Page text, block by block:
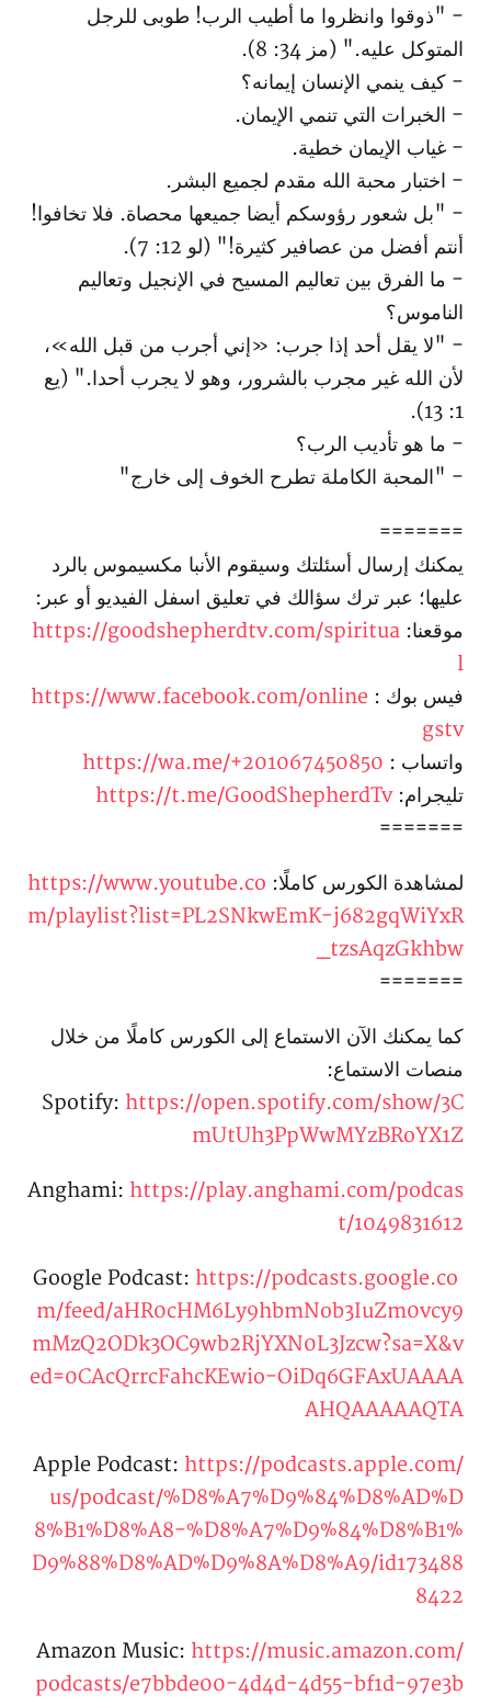
- "ذوقوا وانظروا ما أطيب الرب! طوبى للرجل
المتوكل عليه." (مز 34: 8).
- كيف ينمي الإنسان إيمانه؟
- الخبرات التي تنمي الإيمان.
- غياب الإيمان خطية.
- اختبار محبة الله مقدم لجميع البشر.
- "بل شعور رؤوسكم أيضا جميعها محصاة. فلا تخافوا!
أنتم أفضل من عصافير كثيرة!" (لو 12: 7).
- ما الفرق بين تعاليم المسيح في الإنجيل وتعاليم
الناموس؟
- "لا يقل أحد إذا جرب: «إني أجرب من قبل الله»،
لأن الله غير مجرب بالشرور، وهو لا يجرب أحدا." (يع
1: 13).
- ما هو تأديب الرب؟
- "المحبة الكاملة تطرح الخوف إلى خارج"
=======
يمكنك إرسال أسئلتك وسيقوم الأنبا مكسيموس بالرد
عليها؛ عبر ترك سؤالك في تعليق اسفل الفيديو أو عبر:
موقعنا: https://goodshepherdtv.com/spiritua
l
فيس بوك : https://www.facebook.com/online
gstv
واتساب : https://wa.me/+201067450850
تليجرام:https://t.me/GoodShepherdTv
=======
لمشاهدة الكورس كاملًا: https://www.youtube.co
m/playlist?list=PL2SNkwEmK-j682gqWiYxR
_tzsAqzGkhbw
=======
كما يمكنك الآن الاستماع إلى الكورس كاملًا من خلال
منصات الاستماع:
Spotify: https://open.spotify.com/show/3C
mUtUh3PpWwMYzBRoYX1Z
Anghami: https://play.anghami.com/podcas
t/1049831612
https://podcasts.google.co
m/feed/aHR0cHM6Ly9hbmNob3IuZm0vcy9
mMzQ2ODk3OC9wb2RjYXN0L3Jzcw?sa=X&v
ed=0CAcQrrcFahcKEwio-OiDq6GFAxUAAAA
AHQAAAAAQTA
Apple Podcast: https://podcasts.apple.com/
us/podcast/%D8%A7%D9%84%D8%AD%D
8%B1%D8%A8-%D8%A7%D9%84%D8%B1%
D9%88%D8%AD%D9%8A%D8%A9/id173488
8422
Amazon Music: https://music.amazon.com/
podcasts/e7bbde00-4d4d-4d55-bf1d-97e3b